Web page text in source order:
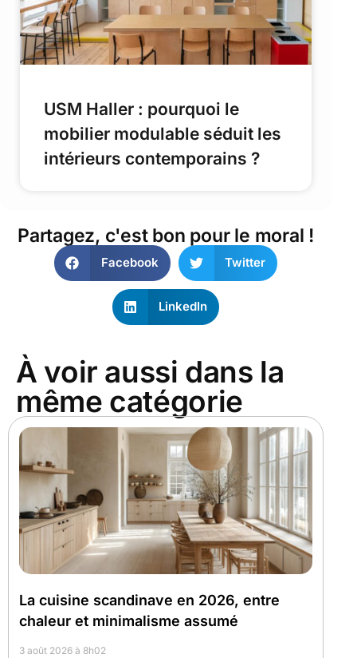
USM Haller : pourquoi le
mobilier modulable séduit les
intérieurs contemporains ?
Partagez, c'est bon pour le moral !
Facebook Twitter
LinkedIn
À voir aussi dans la
même catégorie
La cuisine scandinave en 2026, entre
chaleur et minimalisme assumé
3 août 2026 à 8h02